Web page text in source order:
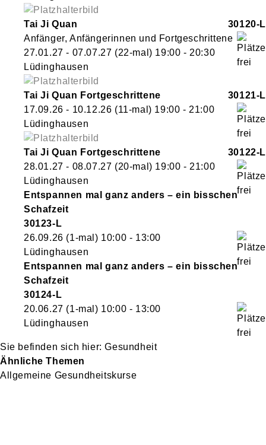
Tai Ji Quan
30120-L
Anfänger, Anfängerinnen und Fortgeschrittene
27.01.27 - 07.07.27 (22-mal) 19:00 - 20:30
Lüdinghausen
Tai Ji Quan Fortgeschrittene
30121-L
17.09.26 - 10.12.26 (11-mal) 19:00 - 21:00
Lüdinghausen
Tai Ji Quan Fortgeschrittene
30122-L
28.01.27 - 08.07.27 (20-mal) 19:00 - 21:00
Lüdinghausen
Entspannen mal ganz anders – ein bisschen
Schafzeit
30123-L
26.09.26 (1-mal) 10:00 - 13:00
Lüdinghausen
Entspannen mal ganz anders – ein bisschen
Schafzeit
30124-L
20.06.27 (1-mal) 10:00 - 13:00
Lüdinghausen
Gesundheit
Ähnliche Themen
Allgemeine Gesundheitskurse